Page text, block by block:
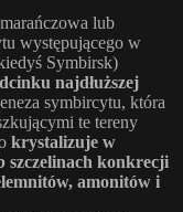
lub
występującego w
Symbirsk)
najdłuższej
symbircytu, która
te tereny
krystalizuje w
szczelinach konkrecji
amonitów i